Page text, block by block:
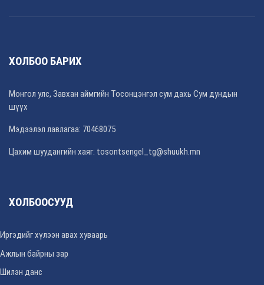
ХОЛБОО БАРИХ
Монгол улс, Завхан аймгийн Тосонцэнгэл сум дахь Сум дундын
шүүх
Мэдээлэл лавлагаа: 70468075
Цахим шуудангийн хаяг: tosontsengel_tg@shuukh.mn
ХОЛБООСУУД
Иргэдийг хүлээн авах хуваарь
Ажлын байрны зар
Шилэн данс